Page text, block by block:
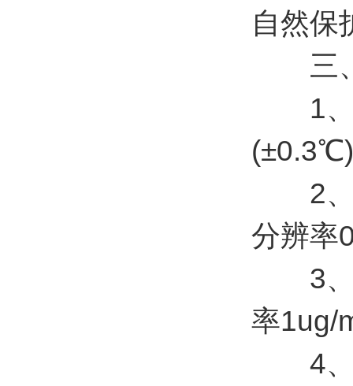
自然保
三、
1、
2、
分辨率
3、
率1ug/
4、